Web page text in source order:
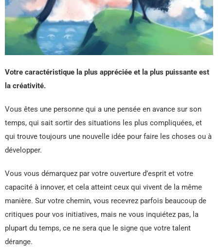
Votre caractéristique la plus appréciée et la plus puissante est
la créativité.
Vous êtes une personne qui a une pensée en avance sur son
temps, qui sait sortir des situations les plus compliquées, et
qui trouve toujours une nouvelle idée pour faire les choses ou à
développer.
Vous vous démarquez par votre ouverture d’esprit et votre
capacité à innover, et cela atteint ceux qui vivent de la même
manière. Sur votre chemin, vous recevrez parfois beaucoup de
critiques pour vos initiatives, mais ne vous inquiétez pas, la
plupart du temps, ce ne sera que le signe que votre talent
dérange.